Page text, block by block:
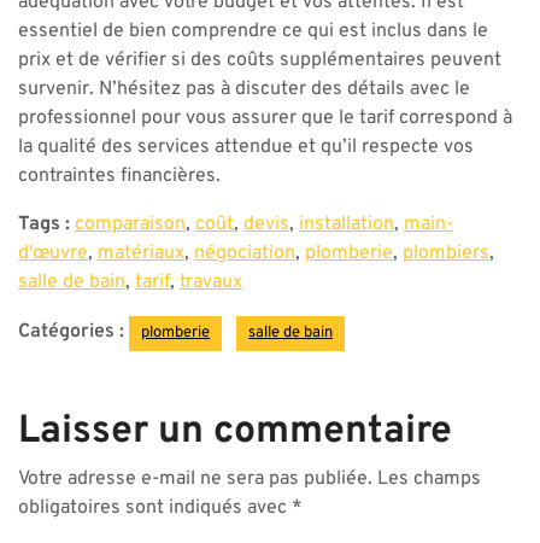
essentiel de bien comprendre ce qui est inclus dans le
prix et de vérifier si des coûts supplémentaires peuvent
survenir. N’hésitez pas à discuter des détails avec le
professionnel pour vous assurer que le tarif correspond à
la qualité des services attendue et qu’il respecte vos
contraintes financières.
Tags : comparaison, coût, devis, installation, main-
d'œuvre, matériaux, négociation, plomberie, plombiers,
salle de bain, tarif, travaux
Catégories : plomberie salle de bain
Laisser un commentaire
Votre adresse e-mail ne sera pas publiée. Les champs
obligatoires sont indiqués avec *